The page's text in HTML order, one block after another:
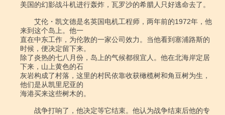
美国的幻影战斗机进行轰炸，瓦罗沙的希腊人只好逃命去了。
艾伦・凯文德是名英国电机工程师，两年前的1972年，他
来到这个岛上。他一
直在中东工作，为伦敦的一家公司效力。当他看到塞浦路斯的
时候，便决定留下来。
除了炎热的七八月份，岛上的气候都很宜人。他在北海岸定居
下来，山上黄色的石
灰岩构成了村落，这里的村民依靠收获橄榄树和角豆树为生，
他们是从凯里尼亚的
海港买来这些树木的。
战争打响了，他决定等它结束。他认为战争结束后他的专